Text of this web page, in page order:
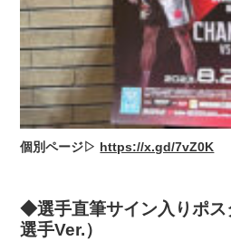
個別ページ▷ https://x.gd/7vZ0K
◆選手直筆サイン入りポス
選手Ver.）